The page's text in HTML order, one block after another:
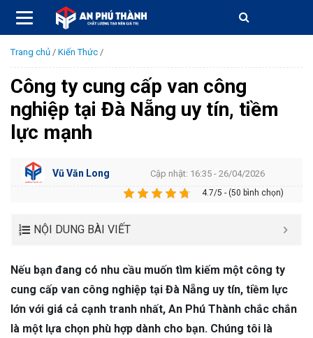
Trang chủ / Kiến Thức /
Công ty cung cấp van công
nghiệp tại Đà Nẵng uy tín, tiềm
lực mạnh
Vũ Văn Long Cập nhật: 16:35 - 26/04/2026
4.7/5 - (50 bình chọn)
NỘI DUNG BÀI VIẾT
Nếu bạn đang có nhu cầu muốn tìm kiếm một công ty
cung cấp van công nghiệp tại Đà Nẵng uy tín, tiềm lực
lớn với giá cả cạnh tranh nhất, An Phú Thành chắc chắn
là một lựa chọn phù hợp dành cho bạn. Chúng tôi là